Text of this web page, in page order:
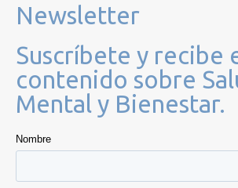
Newsletter
Suscríbete y recibe
contenido sobre
Mental y Bienestar.